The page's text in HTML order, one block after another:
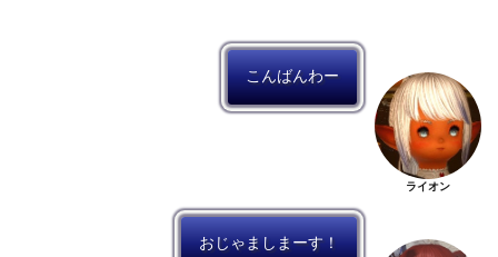
こんばんわー
ライオン
おじゃましまーす！